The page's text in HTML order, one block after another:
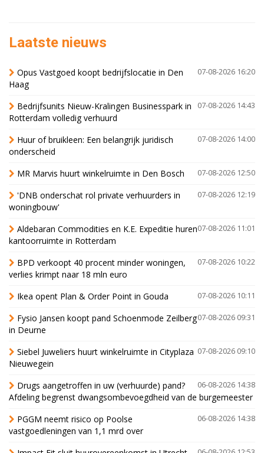
Laatste nieuws
07-08-2026 16:20
Opus Vastgoed koopt bedrijfslocatie in Den
Haag
07-08-2026 14:43
Bedrijfsunits Nieuw-Kralingen Businesspark in
Rotterdam volledig verhuurd
07-08-2026 14:00
Huur of bruikleen: Een belangrijk juridisch
onderscheid
07-08-2026 12:50
MR Marvis huurt winkelruimte in Den Bosch
07-08-2026 12:19
'DNB onderschat rol private verhuurders in
woningbouw'
07-08-2026 11:01
Aldebaran Commodities en K.E. Expeditie huren
kantoorruimte in Rotterdam
07-08-2026 10:22
BPD verkoopt 40 procent minder woningen,
verlies krimpt naar 18 mln euro
07-08-2026 10:11
Ikea opent Plan & Order Point in Gouda
07-08-2026 09:31
Fysio Jansen koopt pand Schoenmode Zeilberg
in Deurne
07-08-2026 09:10
Siebel Juweliers huurt winkelruimte in Cityplaza
Nieuwegein
06-08-2026 14:38
Drugs aangetroffen in uw (verhuurde) pand?
Afdeling begrenst dwangsombevoegdheid van de burgemeester
06-08-2026 14:38
PGGM neemt risico op Poolse
vastgoedleningen van 1,1 mrd over